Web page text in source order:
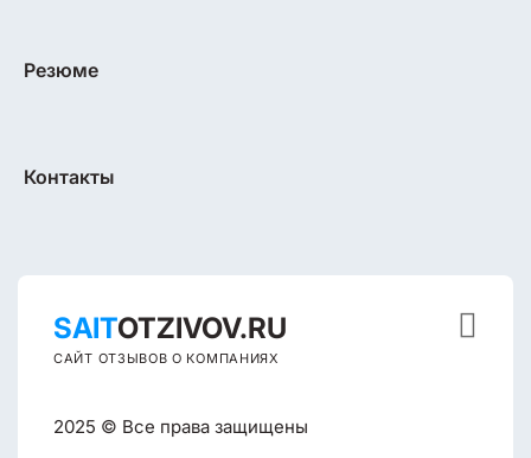
Резюме
Контакты
SAITOTZIVOV.RU
САЙТ ОТЗЫВОВ О КОМПАНИЯХ
2025 © Все права защищены
